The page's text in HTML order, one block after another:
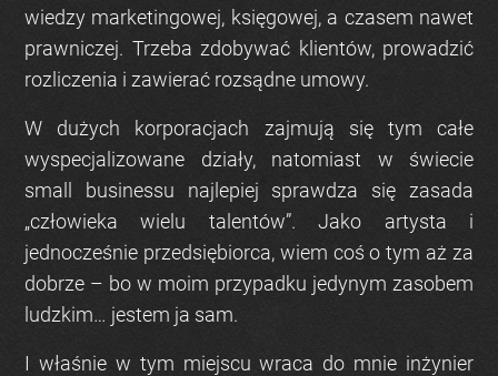
wiedzy marketingowej, księgowej, a czasem nawet
prawniczej. Trzeba zdobywać klientów, prowadzić
rozliczenia i zawierać rozsądne umowy.
W dużych korporacjach zajmują się tym całe
wyspecjalizowane działy, natomiast w świecie
small businessu najlepiej sprawdza się zasada
„człowieka wielu talentów”. Jako artysta i
jednocześnie przedsiębiorca, wiem coś o tym aż za
dobrze – bo w moim przypadku jedynym zasobem
ludzkim… jestem ja sam.
I właśnie w tym miejscu wraca do mnie inżynier